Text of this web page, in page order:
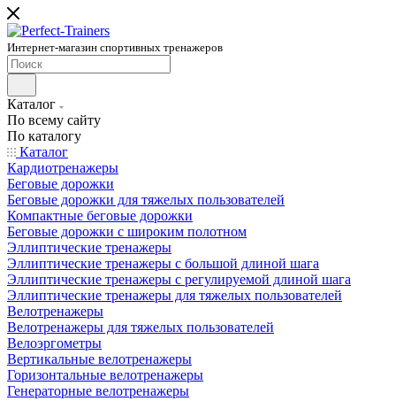
Интернет-магазин спортивных тренажеров
Каталог
По всему сайту
По каталогу
Каталог
Кардиотренажеры
Беговые дорожки
Беговые дорожки для тяжелых пользователей
Компактные беговые дорожки
Беговые дорожки с широким полотном
Эллиптические тренажеры
Эллиптические тренажеры с большой длиной шага
Эллиптические тренажеры с регулируемой длиной шага
Эллиптические тренажеры для тяжелых пользователей
Велотренажеры
Велотренажеры для тяжелых пользователей
Велоэргометры
Вертикальные велотренажеры
Горизонтальные велотренажеры
Генераторные велотренажеры